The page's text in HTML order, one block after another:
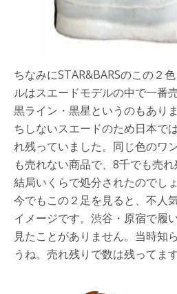
ちなみにSTAR&BARSのこの２
ルはスエードモデルの中で一番
黒ライン・黒星というのもあり
ちしないスエードのため日本で
れ残っていました。同じ色のワ
も売れない商品で、8千でも売れ
結局いくらで処分されたのでし
今でもこの２足を見ると、不人
イメージです。渋谷・原宿で履
見たことがありません。当時知
うね。売れ残りで数は残ってま